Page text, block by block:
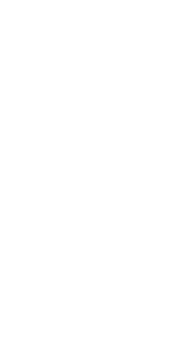
に発送しています